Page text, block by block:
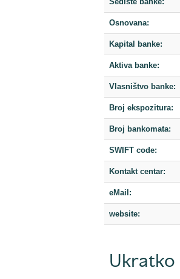
Osnovana:
Kapital banke:
Aktiva banke:
Vlasništvo banke:
Broj ekspozitura:
Broj bankomata:
SWIFT code:
Kontakt centar:
eMail:
website:
Ukratko